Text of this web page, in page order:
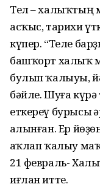
Тел – халыҡтың
асҡыс, тарихи
күпер. “Теле
башҡорт халыҡ
булып ҡалыуы,
бәйле. Шуға күрә
еткереү бурысы
һалынған. Ер
һаҡлап ҡалыу
21 февраль-
иғлан итте.